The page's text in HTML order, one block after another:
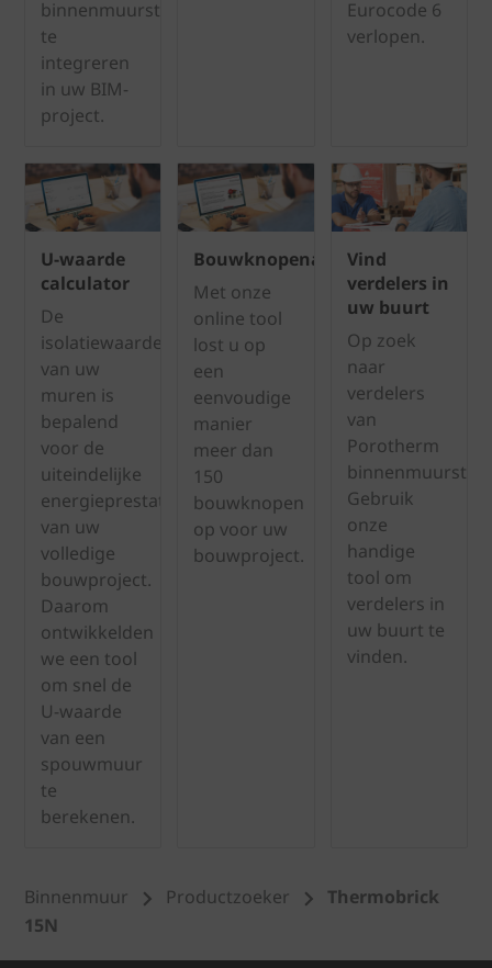
binnenmuursteen
te
integreren
in uw BIM-
project.
Eurocode 6
verlopen.
U-waarde
calculator
De
isolatiewaarde
van uw
muren is
bepalend
voor de
uiteindelijke
energieprestatie
van uw
volledige
bouwproject.
Daarom
ontwikkelden
we een tool
om snel de
U-waarde
van een
spouwmuur
te
berekenen.
Bouwknopenatlas
Met onze
online tool
lost u op
een
eenvoudige
manier
meer dan
150
bouwknopen
op voor uw
bouwproject.
Vind
verdelers in
uw buurt
Op zoek
naar
verdelers
van
Porotherm
Gebruik
onze
handige
tool om
verdelers in
uw buurt te
vinden.
Binnenmuur Productzoeker
Thermobrick
15N